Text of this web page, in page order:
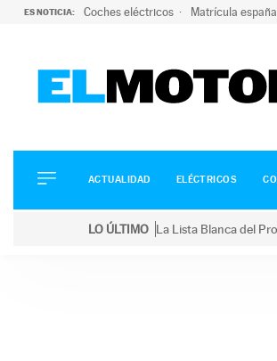
ES NOTICIA: Coches eléctricos Matrícula españa
ELÉCTRICOS
CONDUCIR
ACTUALIDAD ELÉCTRICOS
LO ÚLTIMO La Lista Blanca del